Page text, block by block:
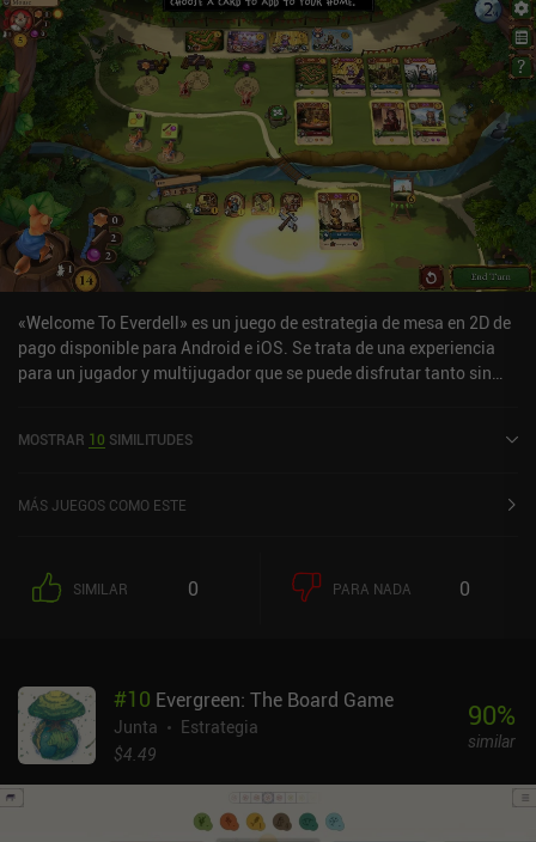
«Welcome To Everdell» es un juego de estrategia de mesa en 2D de
pago disponible para Android e iOS. Se trata de una experiencia
para un jugador y multijugador que se puede disfrutar tanto sin
valoración de 4,7 sobre 5,0 en Google Play y de 4,9 sobre 5,0 en la
MOSTRAR 10 SIMILITUDES
MÁS JUEGOS COMO ESTE
SIMILAR 0 PARA NADA 0
#10 Evergreen: The Board Game
Junta
Estrategia
$4.49
90%
similar